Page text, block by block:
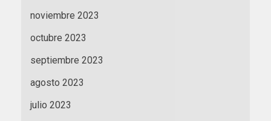
noviembre 2023
octubre 2023
septiembre 2023
agosto 2023
julio 2023